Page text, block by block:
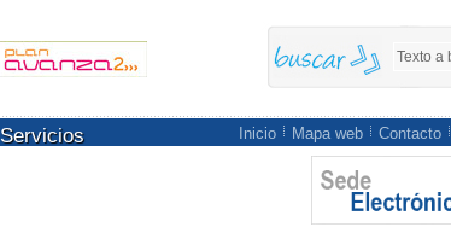
Servicios Inicio Mapa web Contacto